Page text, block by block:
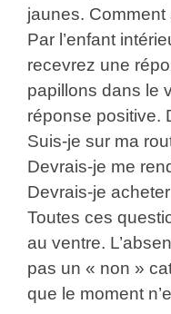
jaunes.
Par l’enfant
recevrez une
papillons dans le
réponse positive.
Suis-je sur ma
Devrais-je me
Devrais-je
Toutes ces
au ventre.
pas un « non »
que le moment